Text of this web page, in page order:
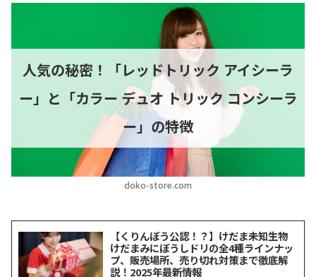
doko-store.com
人気の秘密！「レッドトリック アイシーラ
ー」と「カラー デュオ トリック コンシーラ
ー」の特徴
【くりんぼう公認！？】けだま未知生物
けだまみにぼうしドリの全4種ラインナッ
プ、販売場所、売り切れ対策まで徹底解
説！2025年最新情報